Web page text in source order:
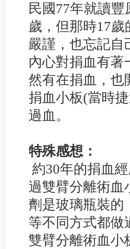
民國77年就讀豐
歲 ，但那時17歲
嚴謹 ，也忘記自
內心對捐血有著
然有在捐血 ，也
捐血小板(當時
過血 。
特殊感想：
約30年的捐血
過雙臂分離術血
劑是玻璃瓶裝的
等不同方式都做
雙臂分離術血小